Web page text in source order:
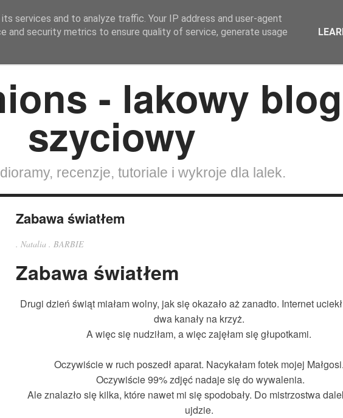
Strona Główna SZYCIE DLA LALEK Wokół lalek
recenzje, tutoriale i wykroje dla lalek.
Zabawa światłem
. Natalia . BARBIE
Zabawa światłem
Drugi dzień świąt miałam wolny, jak się okazało aż zanadto. Internet
dwa kanały na krzyż.
A więc się nudziłam, a więc zajęłam się głupotkami.
Oczywiście w ruch poszedł aparat. Nacykałam fotek mojej Małgosi.
Oczywiście 99% zdjęć nadaje się do wywalenia.
Ale znalazło się kilka, które nawet mi się spodobały. Do mistrzostwa
ujdzie.
services and to analyze traffic. Your IP address and user-agent
and security metrics to ensure quality of service, generate usage